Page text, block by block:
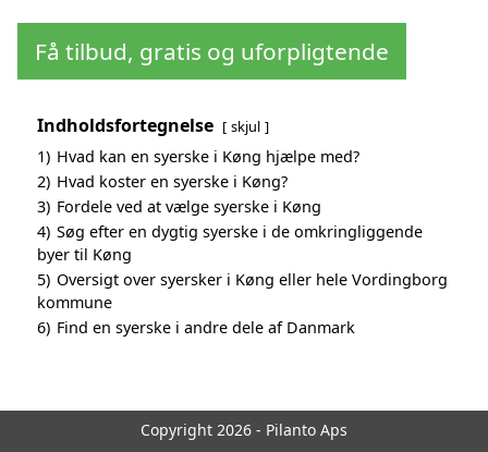
Få tilbud, gratis og uforpligtende
Indholdsfortegnelse skjul
1) Hvad kan en syerske i Køng hjælpe med?
2) Hvad koster en syerske i Køng?
3) Fordele ved at vælge syerske i Køng
4) Søg efter en dygtig syerske i de omkringliggende
byer til Køng
5) Oversigt over syersker i Køng eller hele Vordingborg
kommune
6) Find en syerske i andre dele af Danmark
Copyright 2026 - Pilanto Aps